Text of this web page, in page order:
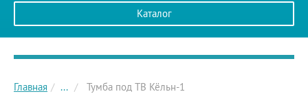
Каталог
Главное меню сайта
Главная ... Тумба под ТВ Кёльн-1